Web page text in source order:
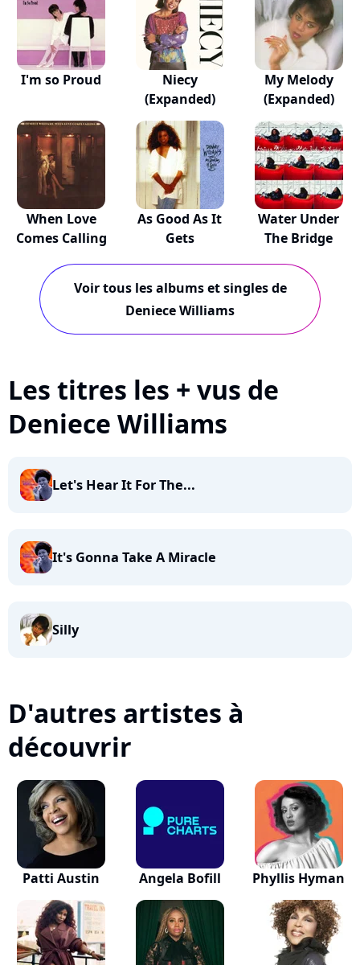
I'm so Proud
Niecy
(Expanded)
My Melody
(Expanded)
When Love
Comes Calling
As Good As It
Gets
Water Under
The Bridge
Voir tous les albums et singles de
Deniece Williams
Les titres les + vus de
Deniece Williams
Let's Hear It For The...
It's Gonna Take A Miracle
Silly
D'autres artistes à
découvrir
Patti Austin Angela Bofill Phyllis Hyman